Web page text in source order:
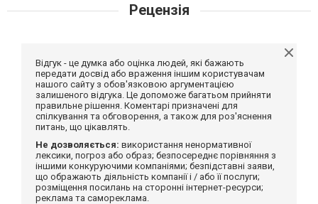
Рецензія
Відгук - це думка або оцінка людей, які бажають
передати досвід або враження іншим користувачам
нашого сайту з обов'язковою аргументацією
залишеного відгука. Це допоможе багатьом прийняти
правильне рішення. Коментарі призначені для
спілкування та обговорення, а також для роз'яснення
питань, що цікавлять.
Не дозволяється: використання ненормативної
лексики, погроз або образ; безпосереднє порівняння з
іншими конкуруючими компаніями; безпідставні заяви,
що ображають діяльність компанії і / або її послуги;
розміщення посилань на сторонні інтернет-ресурси;
реклама та самореклама.